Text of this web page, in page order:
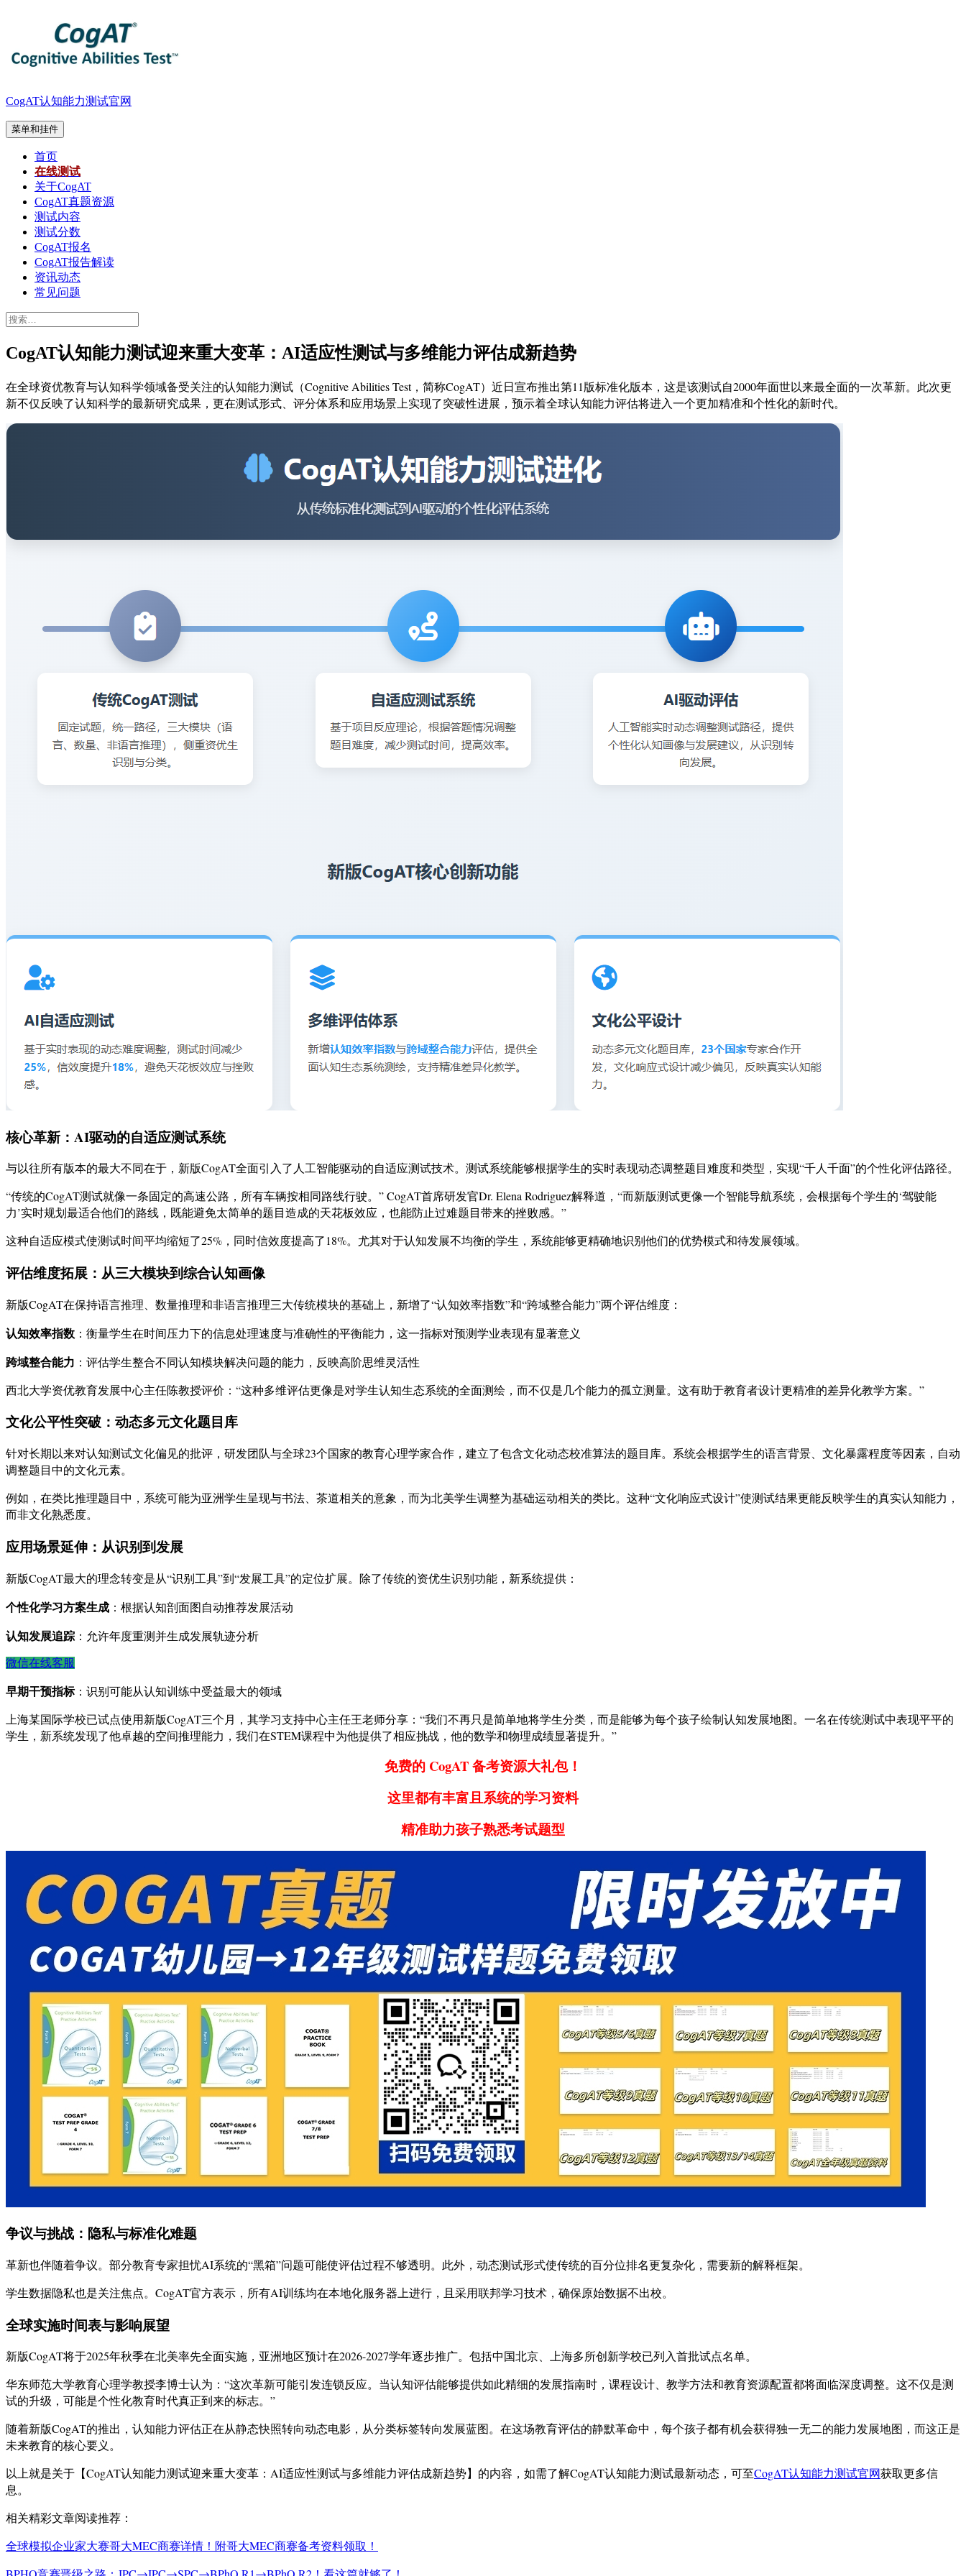
容
CogAT认知能力测试官网
菜单和挂件
首页
在线测试
关于CogAT
CogAT真题资源
测试内容
测试分数
CogAT报名
CogAT报告解读
资讯动态
常见问题
搜
CogAT认知能力测试迎来重大变革：AI适应性测试与多维能力评估成新趋势
在全球资优教育与认知科学领域备受关注的认知能力测试（Cognitive Abilities Test，简称CogAT）近日宣布推出第11版标准化版本，这是该测试自2000年面世以来最全面的一次革新。此次更
新不仅反映了认知科学的最新研究成果，更在测试形式、评分体系和应用场景上实现了突破性进展，预示着全球认知能力评估将进入一个更加精准和个性化的新时代。
核心革新：AI驱动的自适应测试系统
与以往所有版本的最大不同在于，新版CogAT全面引入了人工智能驱动的自适应测试技术。测试系统能够根据学生的实时表现动态调整题目难度和类型，实现“千人千面”的个性化评估路径。
“传统的CogAT测试就像一条固定的高速公路，所有车辆按相同路线行驶。” CogAT首席研发官Dr. Elena Rodriguez解释道，“而新版测试更像一个智能导航系统，会根据每个学生的‘驾驶能
力’实时规划最适合他们的路线，既能避免太简单的题目造成的天花板效应，也能防止过难题目带来的挫败感。”
这种自适应模式使测试时间平均缩短了25%，同时信效度提高了18%。尤其对于认知发展不均衡的学生，系统能够更精确地识别他们的优势模式和待发展领域。
评估维度拓展：从三大模块到综合认知画像
新版CogAT在保持语言推理、数量推理和非语言推理三大传统模块的基础上，新增了“认知效率指数”和“跨域整合能力”两个评估维度：
认知效率指数 ：衡量学生在时间压力下的信息处理速度与准确性的平衡能力，这一指标对预测学业表现有显著意义
跨域整合能力 ：评估学生整合不同认知模块解决问题的能力，反映高阶思维灵活性
西北大学资优教育发展中心主任陈教授评价：“这种多维评估更像是对学生认知生态系统的全面测绘，而不仅是几个能力的孤立测量。这有助于教育者设计更精准的差异化教学方案。”
文化公平性突破：动态多元文化题目库
针对长期以来对认知测试文化偏见的批评，研发团队与全球23个国家的教育心理学家合作，建立了包含文化动态校准算法的题目库。系统会根据学生的语言背景、文化暴露程度等因素，自动
调整题目中的文化元素。
例如，在类比推理题目中，系统可能为亚洲学生呈现与书法、茶道相关的意象，而为北美学生调整为基础运动相关的类比。这种“文化响应式设计”使测试结果更能反映学生的真实认知能力，
而非文化熟悉度。
应用场景延伸：从识别到发展
新版CogAT最大的理念转变是从“识别工具”到“发展工具”的定位扩展。除了传统的资优生识别功能，新系统提供：
个性化学习方案生成 ：根据认知剖面图自动推荐发展活动
认知发展追踪 ：允许年度重测并生成发展轨迹分析
微信在线客服
早期干预指标：识别可能从认知训练中受益最大的领域
上海某国际学校已试点使用新版CogAT三个月，其学习支持中心主任王老师分享：“我们不再只是简单地将学生分类，而是能够为每个孩子绘制认知发展地图。一名在传统测试中表现平平的
学生，新系统发现了他卓越的空间推理能力，我们在STEM课程中为他提供了相应挑战，他的数学和物理成绩显著提升。”
免费的 CogAT 备考资源大礼包！
这里都有丰富且系统的学习资料
精准助力孩子熟悉考试题型
争议与挑战：隐私与标准化难题
革新也伴随着争议。部分教育专家担忧AI系统的“黑箱”问题可能使评估过程不够透明。此外，动态测试形式使传统的百分位排名更复杂化，需要新的解释框架。
学生数据隐私也是关注焦点。CogAT官方表示，所有AI训练均在本地化服务器上进行，且采用联邦学习技术，确保原始数据不出校。
全球实施时间表与影响展望
新版CogAT将于2025年秋季在北美率先全面实施，亚洲地区预计在2026-2027学年逐步推广。包括中国北京、上海多所创新学校已列入首批试点名单。
华东师范大学教育心理学教授李博士认为：“这次革新可能引发连锁反应。当认知评估能够提供如此精细的发展指南时，课程设计、教学方法和教育资源配置都将面临深度调整。这不仅是测
试的升级，可能是个性化教育时代真正到来的标志。”
随着新版CogAT的推出，认知能力评估正在从静态快照转向动态电影，从分类标签转向发展蓝图。在这场教育评估的静默革命中，每个孩子都有机会获得独一无二的能力发展地图，而这正是
未来教育的核心要义。
以上就是关于【CogAT认知能力测试迎来重大变革：AI适应性测试与多维能力评估成新趋势】的内容，如需了解CogAT认知能力测试最新动态，可至CogAT认知能力测试官网获取更多信
息。
相关精彩文章阅读推荐：
全球模拟企业家大赛哥大MEC商赛详情！附哥大MEC商赛备考资料领取！